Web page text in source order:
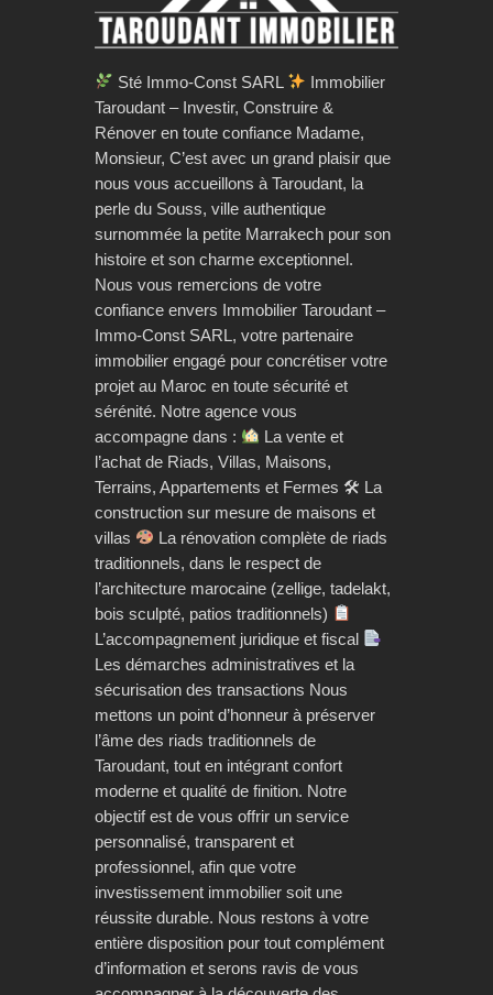
Sté Immo-Const SARL
Immobilier
Taroudant – Investir, Construire &
Rénover en toute confiance Madame,
Monsieur, C’est avec un grand plaisir que
nous vous accueillons à Taroudant, la
perle du Souss, ville authentique
surnommée la petite Marrakech pour son
histoire et son charme exceptionnel.
Nous vous remercions de votre
confiance envers Immobilier Taroudant –
Immo-Const SARL, votre partenaire
immobilier engagé pour concrétiser votre
projet au Maroc en toute sécurité et
sérénité. Notre agence vous
accompagne dans :
La vente et
l’achat de Riads, Villas, Maisons,
Terrains, Appartements et Fermes 🛠 La
construction sur mesure de maisons et
villas
La rénovation complète de riads
traditionnels, dans le respect de
l’architecture marocaine (zellige, tadelakt,
bois sculpté, patios traditionnels)
L’accompagnement juridique et fiscal
Les démarches administratives et la
sécurisation des transactions Nous
mettons un point d’honneur à préserver
l’âme des riads traditionnels de
Taroudant, tout en intégrant confort
moderne et qualité de finition. Notre
objectif est de vous offrir un service
personnalisé, transparent et
professionnel, afin que votre
investissement immobilier soit une
réussite durable. Nous restons à votre
entière disposition pour tout complément
d’information et serons ravis de vous